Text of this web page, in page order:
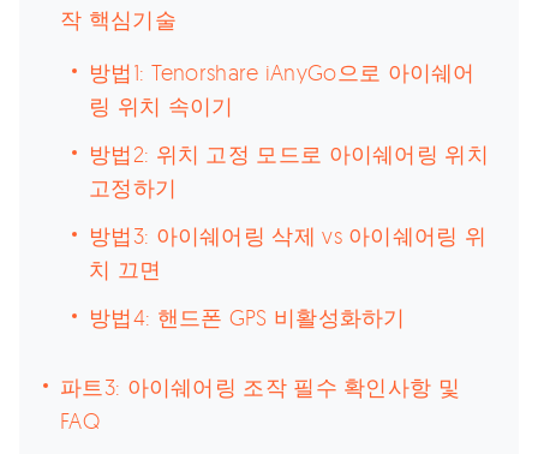
작 핵심기술
방법1: Tenorshare iAnyGo으로 아이쉐어
링 위치 속이기
방법2: 위치 고정 모드로 아이쉐어링 위치
고정하기
방법3: 아이쉐어링 삭제 vs 아이쉐어링 위
치 끄면
방법4: 핸드폰 GPS 비활성화하기
파트3: 아이쉐어링 조작 필수 확인사항 및
FAQ